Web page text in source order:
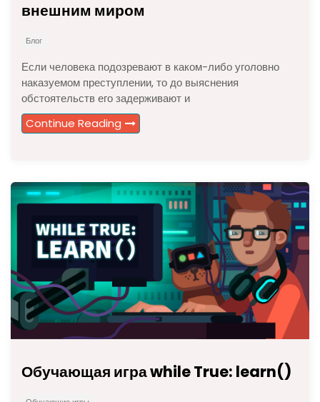
внешним миром
Блог
Если человека подозревают в каком-либо уголовно
наказуемом преступлении, то до выяснения
обстоятельств его задерживают и
Continue Reading
Обучающая игра while True: learn()